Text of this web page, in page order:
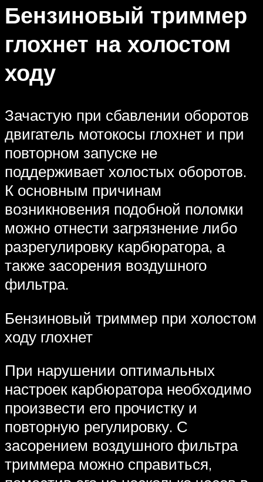
Бензиновый триммер
глохнет на холостом
ходу
Зачастую при сбавлении оборотов
двигатель мотокосы глохнет и при
повторном запуске не
поддерживает холостых оборотов.
К основным причинам
возникновения подобной поломки
можно отнести загрязнение либо
разрегулировку карбюратора, а
также засорения воздушного
фильтра.
Бензиновый триммер при холостом
ходу глохнет
При нарушении оптимальных
настроек карбюратора необходимо
произвести его прочистку и
повторную регулировку. С
засорением воздушного фильтра
триммера можно справиться,